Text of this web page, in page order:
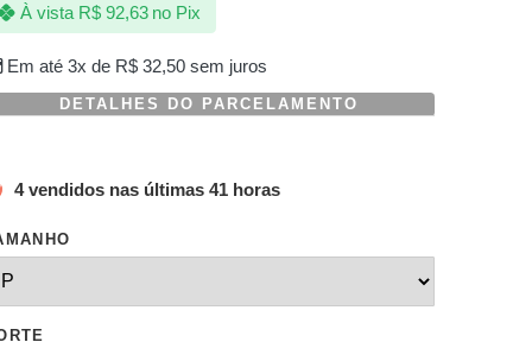
Em até 3x de R$32,50sem juros
À vista R$92,63 no Pix
DETALHES DO PARCELAMENTO
4 vendidos nas últimas 41 horas